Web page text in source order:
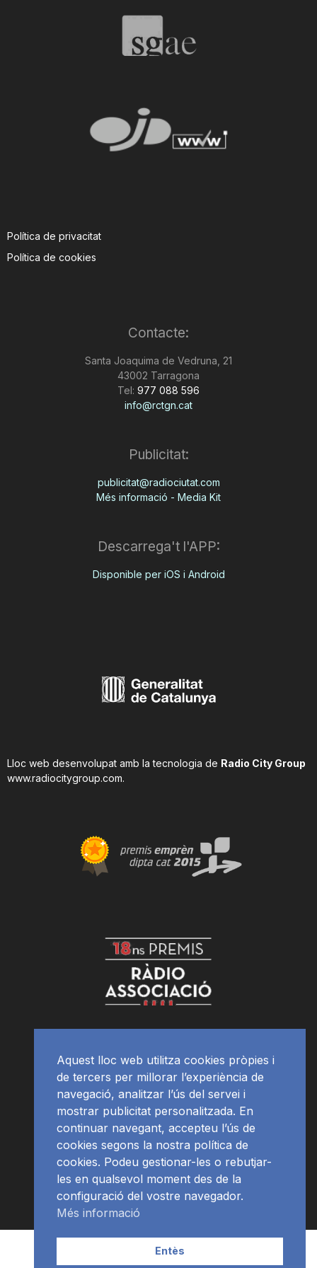
g
Política de privacitat
Política de cookies
Contacte:
Santa Joaquima de Vedruna, 21
43002 Tarragona
Tel: 977 088 596
info@rctgn.cat
Publicitat:
publicitat@radiociutat.com
Més informació - Media Kit
Descarrega't l'APP:
Disponible per iOS i Android
Lloc web desenvolupat amb la tecnologia de Radio City Group
www.radiocitygroup.com.
APP Programació
Aquest lloc web utilitza cookies pròpies i
de tercers per millorar l’experiència de
navegació, analitzar l’ús del servei i
mostrar publicitat personalitzada. En
continuar navegant, accepteu l’ús de
cookies segons la nostra política de
cookies. Podeu gestionar-les o rebutjar-
les en qualsevol moment des de la
configuració del vostre navegador.
Més informació
Entès